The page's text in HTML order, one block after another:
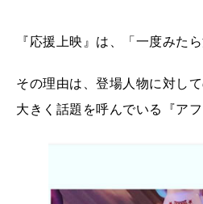
『応援上映』は、「一度みた
その理由は、登場人物に対し
大きく話題を呼んでいる『ア